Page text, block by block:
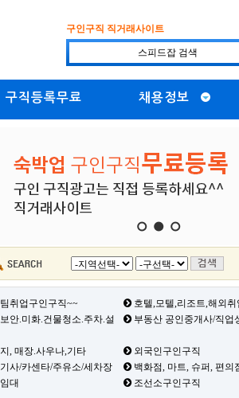
구인구직 직거래사이트
구직등록무료 채용정보
취업구인구직~~ 호텔,모텔,리조트,해외취
안.미화.건물청소.주차.설
부동산 공인중개사/직업
, 매장.사우나,기타
외국인구인구직
사/카센타/주유소/세차장
백화점, 마트, 슈퍼, 편의
대
조선소구인구직